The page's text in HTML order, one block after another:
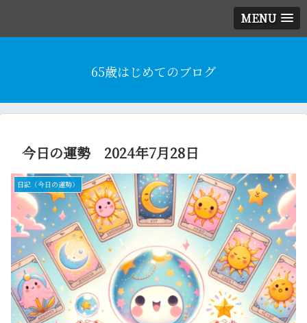
MENU
65歳はじめてのブログ
今日の運勢 2024年7月28日
日記（今日の運勢）